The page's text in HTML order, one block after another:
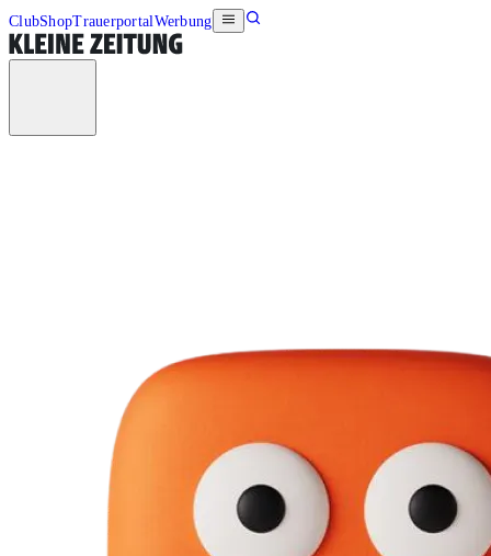
ClubShopTrauerportalWerbung